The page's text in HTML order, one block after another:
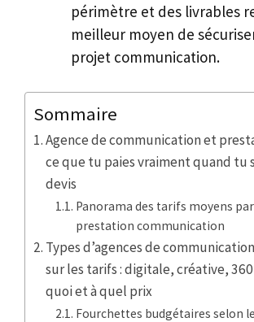
périmètre et des livrables
meilleur moyen de
projet communication.
Sommaire
Agence de communication et
ce que tu paies vraiment quand tu
devis
Panorama des tarifs moyens
prestation communication
Types d’agences de
sur les tarifs : digitale, créative,
quoi et à quel prix
Fourchettes budgétaires selon